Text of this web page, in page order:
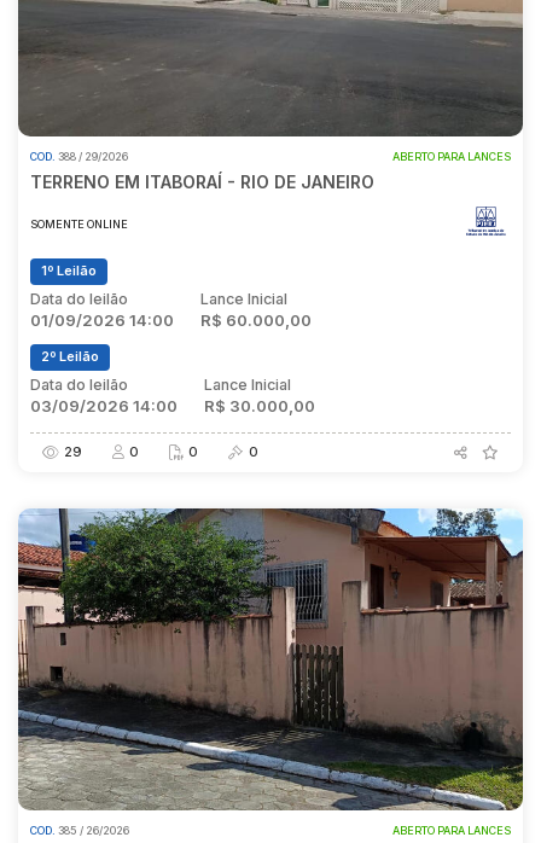
COD. 388 / 29/2026 ABERTO PARA LANCES
TERRENO EM ITABORAÍ - RIO DE JANEIRO
SOMENTE ONLINE
1º Leilão
Data do leilão
01/09/2026 14:00
Lance Inicial
R$ 60.000,00
2º Leilão
Data do leilão
03/09/2026 14:00
Lance Inicial
R$ 30.000,00
29 0 0 0
COD. 385 / 26/2026 ABERTO PARA LANCES